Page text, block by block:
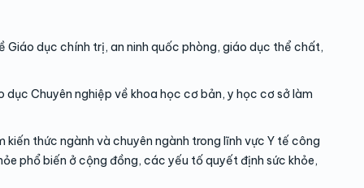
Giáo dục chính trị, an ninh quốc phòng, giáo dục thể chất,
Chuyên nghiệp về khoa học cơ bản, y học cơ sở làm
thức ngành và chuyên ngành trong lĩnh vực Y tế công
phổ biến ở cộng đồng, các yếu tố quyết định sức khỏe,